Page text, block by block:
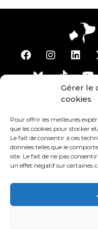
Gérer le
cookies
Pour offrir les meilleures
que les cookies pour stocker
Le fait de consentir à ces
données telles que le
site. Le fait de ne pas
un effet négatif sur certaines
Protection des